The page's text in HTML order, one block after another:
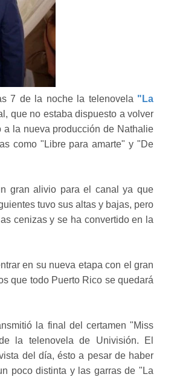
7 de la noche la telenovela "La
que no estaba dispuesto a volver
a la nueva producción de Nathalie
como "Libre para amarte" y "De
gran alivio para el canal ya que
tuvo sus altas y bajas, pero
cenizas y se ha convertido en la
en su nueva etapa con el gran
que todo Puerto Rico se quedará
la final del certamen "Miss
la telenovela de Univisión. El
del día, ésto a pesar de haber
poco distinta y las garras de "La